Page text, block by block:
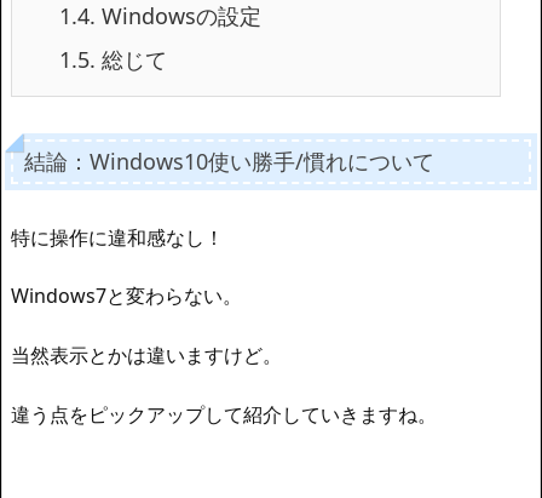
1.4. Windowsの設定
1.5. 総じて
結論：Windows10使い勝手/慣れについて
特に操作に違和感なし！
Windows7と変わらない。
当然表示とかは違いますけど。
違う点をピックアップして紹介していきますね。